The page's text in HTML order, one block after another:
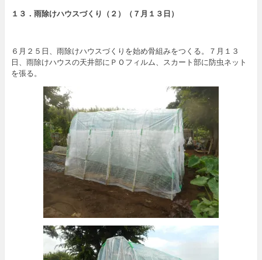
１３．雨除けハウスづくり（２）（７ 月１３日）
６月２５日、雨除けハウスづくりを始め骨組みをつくる。７月１３
日、雨除けハウスの天井部にＰＯフィルム、スカート部に防虫ネット
を張る。